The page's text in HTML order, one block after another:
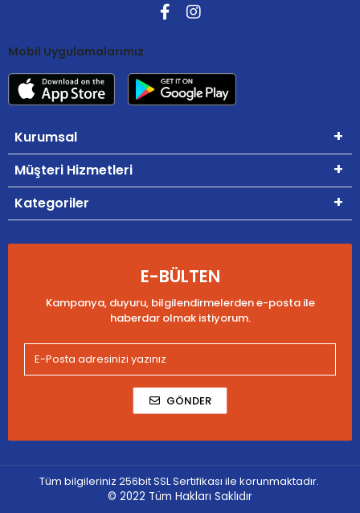
Mobil Uygulamalarımız
Kurumsal
Müşteri Hizmetleri
Kategoriler
E-BÜLTEN
Kampanya, duyuru, bilgilendirmelerden e-posta ile
haberdar olmak istiyorum.
GÖNDER
Tüm bilgileriniz 256bit SSL Sertifikası ile korunmaktadır.
© 2022 Tüm Hakları Saklıdır